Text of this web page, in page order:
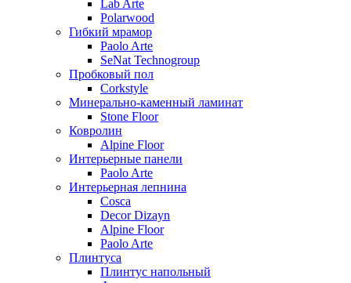
Lab Arte
Polarwood
Гибкий мрамор
Paolo Arte
SeNat Technogroup
Пробковый пол
Corkstyle
Минерально-каменный ламинат
Stone Floor
Ковролин
Alpine Floor
Интерьерные панели
Paolo Arte
Интерьерная лепнина
Cosca
Decor Dizayn
Alpine Floor
Paolo Arte
Плинтуса
Плинтус напольный